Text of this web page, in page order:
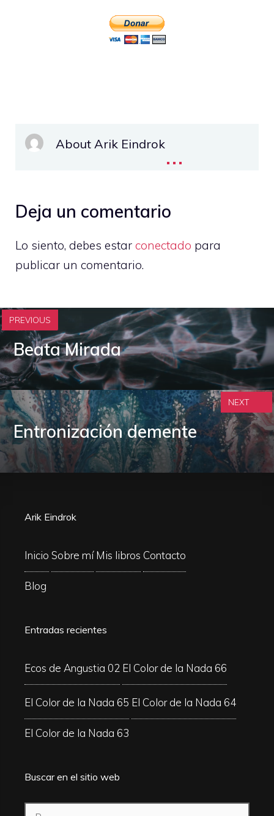
About Arik Eindrok...
Deja un comentario
Lo siento, debes estar conectado para
publicar un comentario.
PREVIOUS
Beata Mirada
Entronización demente
NEXT
Arik Eindrok
Inicio Sobre mí Mis libros Contacto
Blog
Entradas recientes
Ecos de Angustia 02 El Color de la Nada 66
El Color de la Nada 65 El Color de la Nada 64
El Color de la Nada 63
Buscar en el sitio web